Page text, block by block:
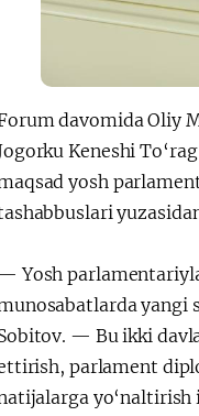
davomida Oliy
Keneshi
yosh
Yosh
yangi
— Bu ikki
parlament